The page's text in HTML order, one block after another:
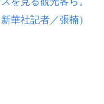
華社記者／張楠）